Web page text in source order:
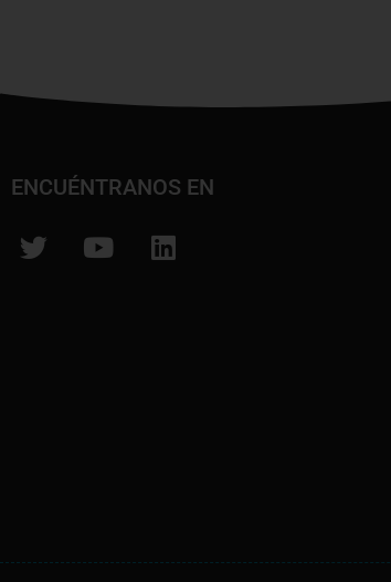
ENCUÉNTRANOS EN